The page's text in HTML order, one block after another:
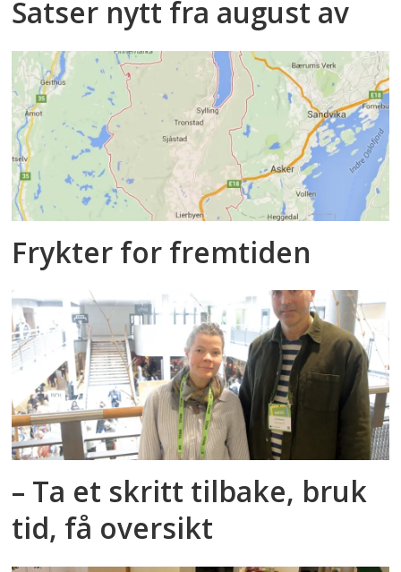
Satser nytt fra august av
Frykter for fremtiden
– Ta et skritt tilbake, bruk
tid, få oversikt